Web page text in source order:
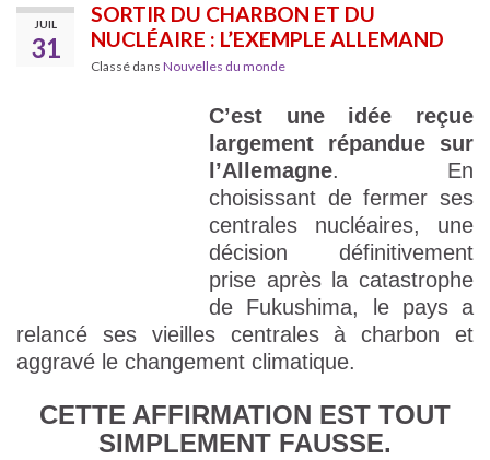
JUIL
31
SORTIR DU CHARBON ET DU
NUCLÉAIRE : L’EXEMPLE ALLEMAND
Classé dans Nouvelles du monde
C’est une idée reçue
largement répandue sur
l’Allemagne. En
choisissant de fermer ses
centrales nucléaires, une
décision définitivement
prise après la catastrophe
de Fukushima, le pays a
relancé ses vieilles centrales à charbon et
aggravé le changement climatique.
CETTE AFFIRMATION EST TOUT
SIMPLEMENT FAUSSE.